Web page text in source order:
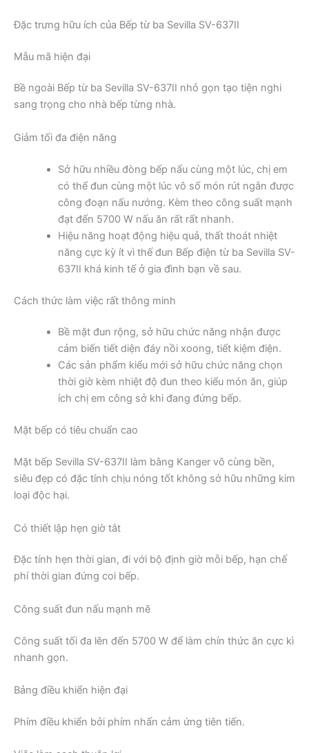
Đặc trưng hữu ích của Bếp từ ba Sevilla SV-637II
Mẫu mã hiện đại
Bề ngoài Bếp từ ba Sevilla SV-637II nhỏ gọn tạo tiện nghi
sang trọng cho nhà bếp từng nhà.
Giảm tối đa điện năng
Sở hữu nhiều đòng bếp nấu cùng một lúc, chị em
có thể đun cùng một lúc vô số món rút ngắn được
công đoạn nấu nướng. Kèm theo công suất mạnh
đạt đến 5700 W nấu ăn rất rất nhanh.
Hiệu năng hoạt động hiệu quả, thất thoát nhiệt
năng cực kỳ ít vì thế đun Bếp điện từ ba Sevilla SV-
637II khá kinh tế ở gia đình bạn về sau.
Cách thức làm việc rất thông minh
Bề mặt đun rộng, sở hữu chức năng nhận được
cảm biến tiết diện đáy nồi xoong, tiết kiệm điện.
Các sản phẩm kiểu mới sở hữu chức năng chọn
thời giờ kèm nhiệt độ đun theo kiểu món ăn, giúp
ích chị em công sở khi đang đứng bếp.
Mặt bếp có tiêu chuẩn cao
Mặt bếp Sevilla SV-637II làm bằng Kanger vô cùng bền,
siêu đẹp có đặc tính chịu nóng tốt không sở hữu những kim
loại độc hại.
Có thiết lập hẹn giờ tắt
Đặc tính hẹn thời gian, đi với bộ định giờ mỗi bếp, hạn chế
phí thời gian đứng coi bếp.
Công suất đun nấu mạnh mẽ
Công suất tối đa lên đến 5700 W để làm chín thức ăn cực kì
nhanh gọn.
Bảng điều khiển hiện đại
Phím điều khiển bởi phím nhấn cảm ứng tiên tiến.